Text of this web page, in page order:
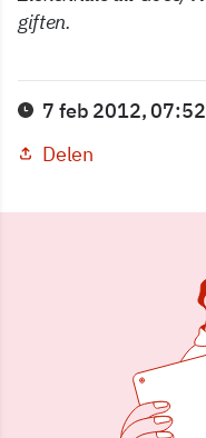
giften.
7 feb 2012, 07:52
Delen